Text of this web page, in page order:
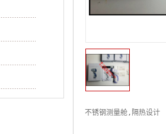
不锈钢测量舱,隔热设计